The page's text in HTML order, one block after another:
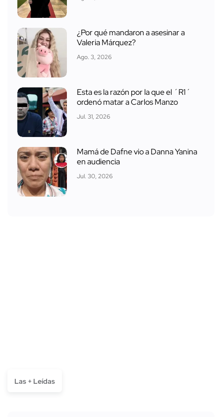
¿Por qué mandaron a asesinar a
Valeria Márquez?
Ago. 3, 2026
Esta es la razón por la que el ´R1´
ordenó matar a Carlos Manzo
Jul. 31, 2026
Mamá de Dafne vio a Danna Yanina
en audiencia
Jul. 30, 2026
Las + Leídas